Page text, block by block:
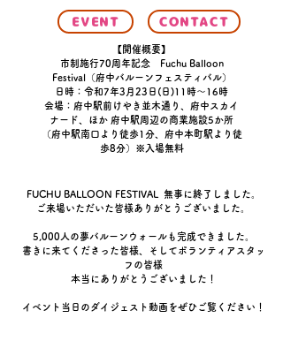
EVENT CONTACT
【開催概要】
市制施行70周年記念 Fuchu Balloon
Festival（府中バルーンフェスティバル）
日時：令和7年3月23日(日)11時～16時
会場：府中駅前けやき並木通り、府中スカイ
ナード、ほか 府中駅周辺の商業施設5か所
（府中駅南口より徒歩1分、府中本町駅より徒
歩8分）※入場無料
FUCHU BALLOON FESTIVAL 無事に終了しました。
ご来場いただいた皆様ありがとうございました。
5,000人の夢バルーンウォールも完成できました。
書きに来てくださった皆様、そしてボランティアスタッ
フの皆様
本当にありがとうございました！
​イベント当日のダイジェスト動画をぜひご覧ください！